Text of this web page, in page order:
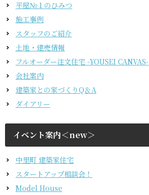
平屋№１のひみつ
施工事例
デザイン
平屋
2階建て
ガレージ
EDGE -エッジ-
nature -ナチュレ-
BETON -ベトン-
AMBRE -アンブル-
スタッフのご紹介
土地・建売情報
フルオーダー注文住宅 -YOUSEI CANVAS-
会社案内
建築家との家づくりQ＆A
ダイアリー
2025年
イベント案内＜new＞
中里町 建築家住宅
スタートアップ相談会！
Model House